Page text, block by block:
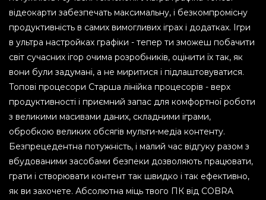
відеокарти забезпечать максимальну, і безкомпромісну
продуктивність в самих вимогливих іграх і додатках. Ігри
в ультра настройках графіки - тепер ти зможеш побачити
світ сучасних ігор очима розробників, оцінити їх так, як
вони були задумані, а не миритися і підлаштовуватися.
Топові процесори Старша лінійка процесорів - верх
продуктивності і приємний запас для комфортної роботи
з великими масивами даних, складними іграми,
обробкою великих обсягів мульти-медіа контенту.
Безпрецедентна потужність, і малий час відгуку разом з
вбудованими засобами безпеки дозволяють працювати,
грати і створювати контент так швидко і так ефективно,
як ви захочете. Абсолютна міць твого ПК від COBRA